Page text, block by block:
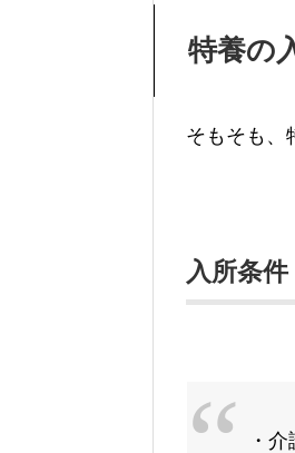
特養の
そもそも、
入所条件
・